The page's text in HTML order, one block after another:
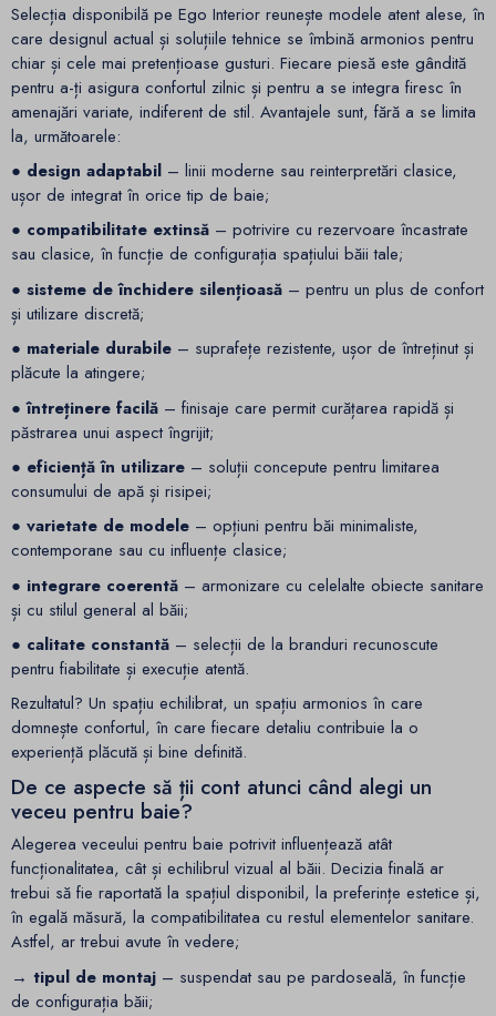
Selecția disponibilă pe Ego Interior reunește modele atent alese, în
care designul actual și soluțiile tehnice se îmbină armonios pentru
chiar și cele mai pretențioase gusturi. Fiecare piesă este gândită
pentru a-ți asigura confortul zilnic și pentru a se integra firesc în
amenajări variate, indiferent de stil. Avantajele sunt, fără a se limita
la, următoarele:
● design adaptabil – linii moderne sau reinterpretări clasice,
ușor de integrat în orice tip de baie;
● compatibilitate extinsă – potrivire cu rezervoare încastrate
sau clasice, în funcție de configurația spațiului băii tale;
● sisteme de închidere silențioasă – pentru un plus de confort
și utilizare discretă;
● materiale durabile – suprafețe rezistente, ușor de întreținut și
plăcute la atingere;
● întreținere facilă – finisaje care permit curățarea rapidă și
păstrarea unui aspect îngrijit;
● eficiență în utilizare – soluții concepute pentru limitarea
consumului de apă și risipei;
● varietate de modele – opțiuni pentru băi minimaliste,
contemporane sau cu influențe clasice;
● integrare coerentă – armonizare cu celelalte obiecte sanitare
și cu stilul general al băii;
● calitate constantă – selecții de la branduri recunoscute
pentru fiabilitate și execuție atentă.
Rezultatul? Un spațiu echilibrat, un spațiu armonios în care
domnește confortul, în care fiecare detaliu contribuie la o
experiență plăcută și bine definită.
De ce aspecte să ții cont atunci când alegi un
veceu pentru baie?
Alegerea veceului pentru baie potrivit influențează atât
funcționalitatea, cât și echilibrul vizual al băii. Decizia finală ar
trebui să fie raportată la spațiul disponibil, la preferințe estetice și,
în egală măsură, la compatibilitatea cu restul elementelor sanitare.
Astfel, ar trebui avute în vedere;
→ tipul de montaj – suspendat sau pe pardoseală, în funcție
de configurația băii;